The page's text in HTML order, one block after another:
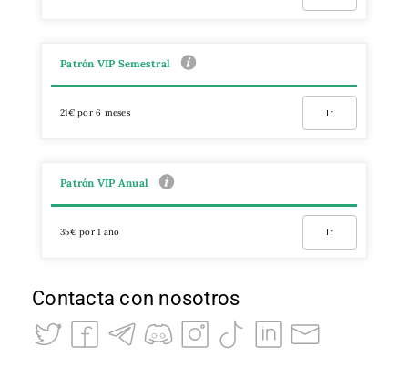
Patrón VIP Semestral
21€ por 6 meses Ir
Patrón VIP Anual
35€ por 1 año Ir
Contacta con nosotros